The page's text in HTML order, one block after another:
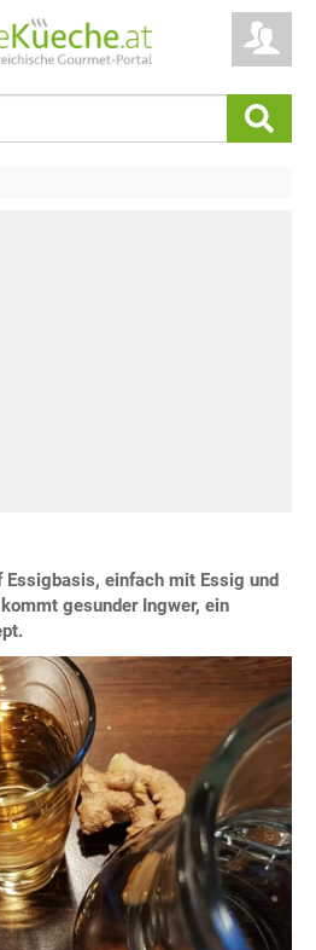
Essigbasis, einfach mit Essig und
gesunder Ingwer, ein